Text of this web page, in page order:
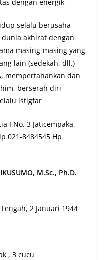
selalu berusaha
akhirat dengan
masing-masing yang
lain (sedekah, dll.)
mempertahankan dan
berserah diri
istigfar
I No. 3 Jaticempaka,
021-8484545 Hp
M.Sc., Ph.D.
2 Januari 1944
, 3 cucu